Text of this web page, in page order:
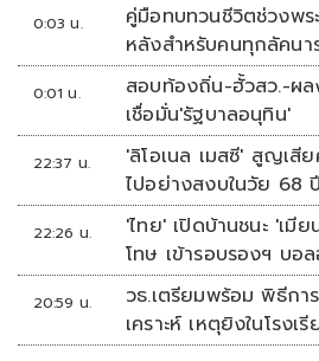
0:03 น.
คู่มือทบทวนชีวิตช่วงพร
หลังสำหรับคนทุกลัคนา
0:01 น.
สอบท้องถิ่น-ฮั้วสว.-ผ
เชื่อมั่น'รัฐบาลอนุทิน'
22:37 น.
'ลิโอเนล เมสซี' สูญเสี
ไปอย่างสงบในวัย 68 ปี
22:26 น.
'ไทย' เปิดบ้านชนะ 'เมี
โทษ เข้ารอบรองฯ บอ
'สิงคโปร์'
20:59 น.
วธ.เตรียมพร้อม พิธีกา
เคราะห์ เหตุยิงในโรงเรี